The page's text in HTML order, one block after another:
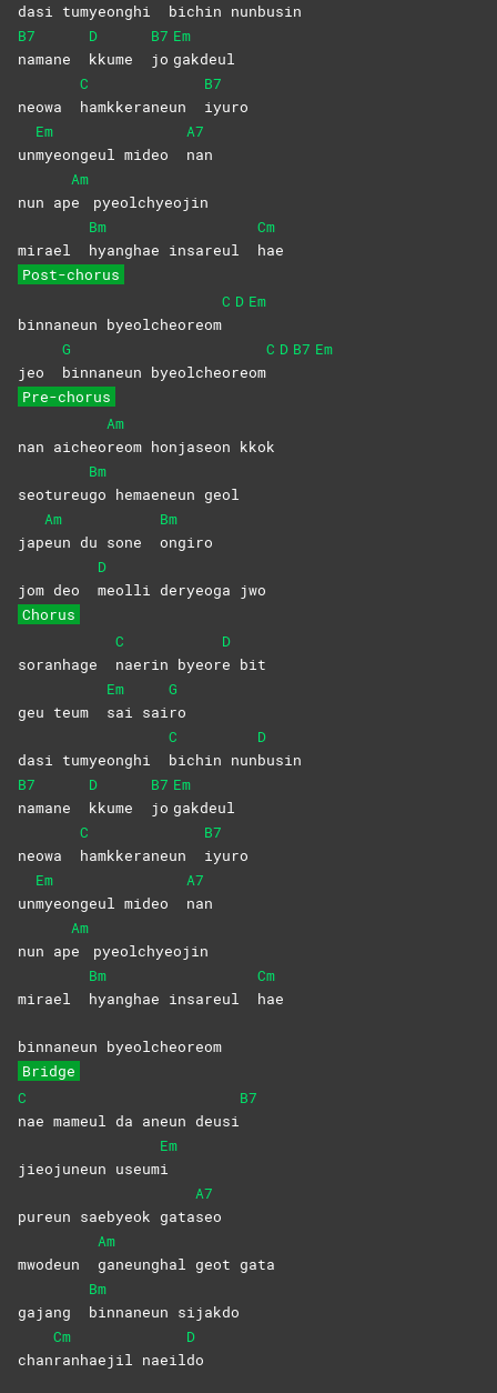
dasi tumyeonghi bichin nunbusin
B7
namane
D
kkume
B7
jo
Em
gakdeul
neowa
C
hamkkeraneun
B7
iyuro
un
Em
myeongeul mideo
A7
nan
nun ap
Am
e
pyeolchyeojin
mirael
Bm
hyanghae insareul
Cm
hae
Post-chorus
binnaneun byeolcheoreom
C D Em
jeo
G
binnaneun byeolcheoreom
C D B7 Em
Pre-chorus
nan aicheo
Am
reom honjaseon kkok
seotureu
Bm
go hemaeneun geol
jap
Am
eun du sone
Bm
ongiro
jom deo
D
meolli deryeoga jwo
Chorus
soranhage
C
naerin byeor
D
e bit
geu teum
Em
sai sai
G
ro
dasi tumyeonghi
C
bichin nun
D
busin
B7
namane
D
kkume
B7
jo
Em
gakdeul
neowa
C
hamkkeraneun
B7
iyuro
un
Em
myeongeul mideo
A7
nan
nun ap
Am
e
pyeolchyeojin
mirael
Bm
hyanghae insareul
Cm
hae
binnaneun byeolcheoreom
Bridge
C
nae mameul da aneun deusi
B7
jieojuneun useum
Em
i
pureun saebyeok gata
A7
seo
mwodeun
Am
ganeunghal geot gata
gajang
Bm
binnaneun sijakdo
chan
Cm
ranhaejil naeil
D
do